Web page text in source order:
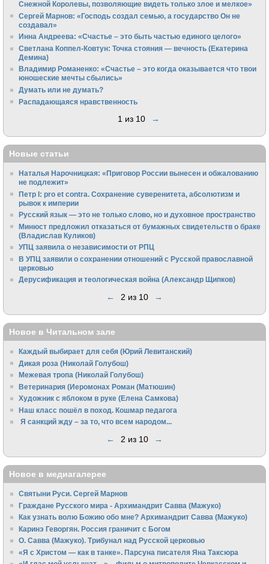
Снежной Королевы, позволяющие видеть только злое и мелкое»
Сергей Марнов: «Господь создал семью, а государство Он не
создавал»
Инна Андреева: «Счастье – это быть частью единого целого»
Светлана Коппел-Ковтун: Точка стояния — вечность (Екатерина
Демина)
Владимир Романенко: «Счастье – это когда оказывается что твои
юношеские мечты сбылись»
Думать или не думать?
Распадающаяся нравственность
1 из 10 →
Новые статьи
Наталья Нарочницкая: «Приговор России вынесен и обжалованию
не подлежит»
Петр I: pro et contra. Сохранение суверенитета, абсолютизм и
рывок к империи
Русский язык — это не только слово, но и духовное пространство
Минюст предложил отказаться от бумажных свидетельств о браке
(Владислав Куликов)
УПЦ заявила о независимости от РПЦ
В УПЦ заявили о сохранении отношений с Русской православной
церковью
Дерусификация и теологическая война (Александр Щипков)
← 2 из 10 →
Новое в Читальном зале
Каждый выбирает для себя (Юрий Левитанский)
Дикая роза (Николай Голубош)
Межевая тропа (Николай Голубош)
Ветеринария (Иеромонах Роман (Матюшин)
Художник с яблоком в руке (Елена Самкова)
Наш класс пошёл в поход. Кошмар педагога
Я санкций жду – за то, что всем народом...
← 2 из 10 →
Новое в медиагалерее
Святыни Руси. Сергей Марнов
Граждане Русского мира - Архимандрит Савва (Мажуко)
Как узнать волю Божию обо мне? Архимандрит Савва (Мажуко)
Каринэ Геворгян. Россия граничит с Богом
О. Савва (Мажуко). Трибунал над Русской церковью
«Я с Христом — как в танке». Парсуна писателя Яна Таксюра